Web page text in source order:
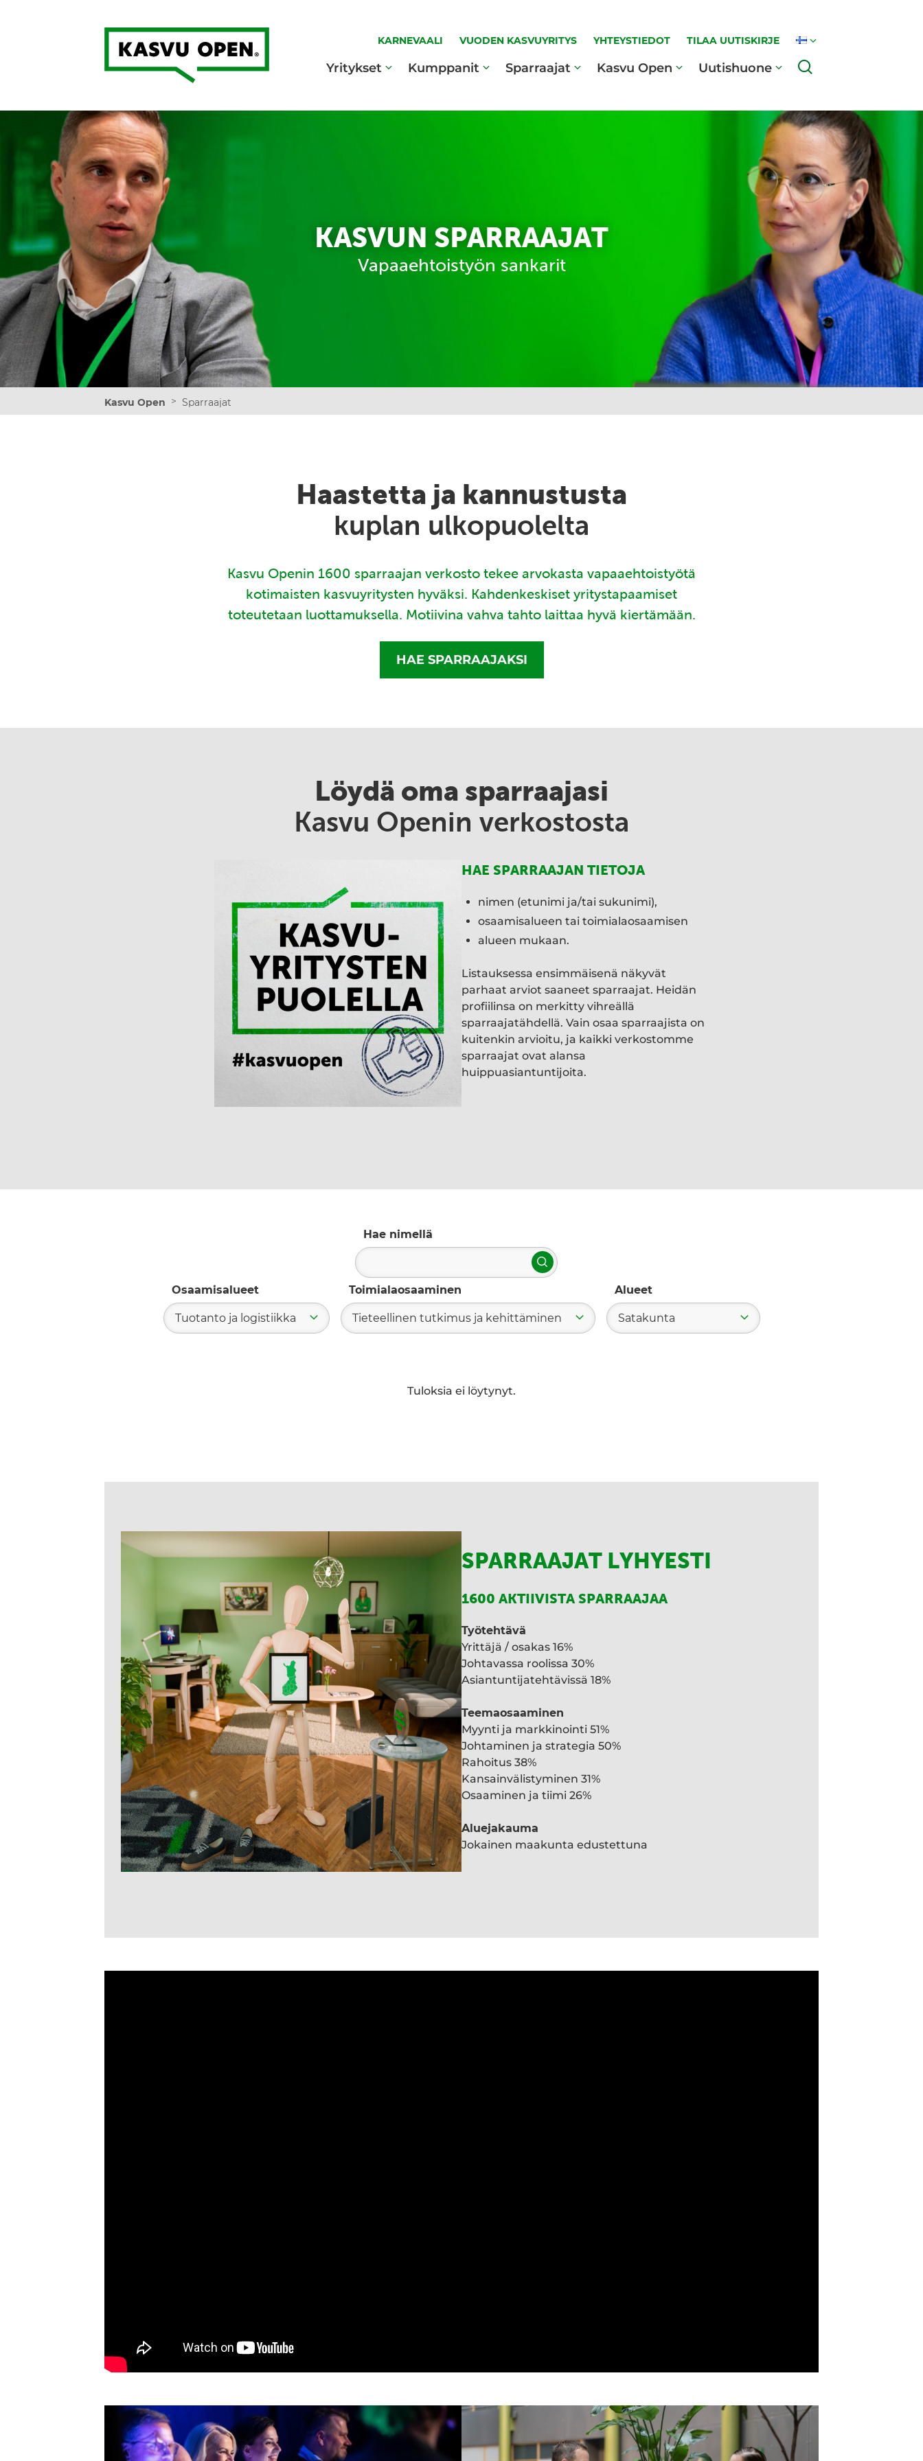
Kasvu Open
KARNEVAALI VUODEN KASVUYRITYS YHTEYSTIEDOT TILAA UUTISKIRJE
Yritykset Kumppanit Sparraajat Kasvu Open Uutishuone
KASVUN SPARRAAJAT
Vapaaehtoistyön sankarit
Kasvu Open > Sparraajat
Haastetta ja kannustusta
kuplan ulkopuolelta
Kasvu Openin 1600 sparraajan verkosto tekee arvokasta vapaaehtoistyötä
kotimaisten kasvuyritysten hyväksi. Kahdenkeskiset yritystapaamiset
toteutetaan luottamuksella. Motiivina vahva tahto laittaa hyvä kiertämään.
HAE SPARRAAJAKSI
Löydä oma sparraajasi
Kasvu Openin verkostosta
HAE SPARRAAJAN TIETOJA
nimen (etunimi ja/tai sukunimi),
osaamisalueen tai toimialaosaamisen
alueen mukaan.
Listauksessa ensimmäisenä näkyvät
parhaat arviot saaneet sparraajat. Heidän
profiilinsa on merkitty vihreällä
sparraajatähdellä. Vain osaa sparraajista on
kuitenkin arvioitu, ja kaikki verkostomme
sparraajat ovat alansa
huippuasiantuntijoita.
Hae nimellä
Hae
Osaamisalueet
Tuotanto ja logistiikka
Toimialaosaaminen
Tieteellinen tutkimus ja kehittäminen
Alueet
Satakunta
Tuloksia ei löytynyt.
SPARRAAJAT LYHYESTI
1600 AKTIIVISTA SPARRAAJAA
Työtehtävä
Yrittäjä / osakas 16%
Johtavassa roolissa 30%
Asiantuntijatehtävissä 18%
Teemaosaaminen
Myynti ja markkinointi 51%
Johtaminen ja strategia 50%
Rahoitus 38%
Kansainvälistyminen 31%
Osaaminen ja tiimi 26%
Aluejakauma
Jokainen maakunta edustettuna